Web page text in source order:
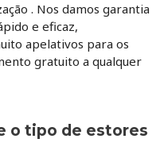
. Nos damos garantia
e eficaz,
apelativos para os
gratuito a qualquer
o tipo de estores